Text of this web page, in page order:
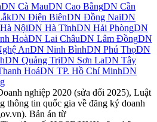
DN Cà MauDN Cao BằngDN Cần
DN Điện BiênDN Đồng NaiDN
Hà NộiDN Hà TĩnhDN Hải PhòngDN
HoàDN Lai ChâuDN Lâm ĐồngDN
AnDN Ninh BìnhDN Phú ThọDN
DN Quảng TrịDN Sơn LaDN Tây
HoáDN TP. Hồ Chí MinhDN
nghiệp 2020 (sửa đổi 2025), Luật
thông tin quốc gia về đăng ký doanh
Bản án từ